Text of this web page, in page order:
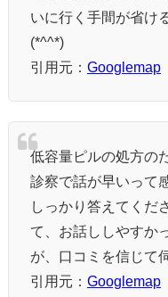
いに行く手間が省け
(*^^*)
引用元： Googlemap
低容量ピルの処方の
診察で話が早いって
しっかり答えてくだ
て、お話ししやすか
が、口コミを信じて
引用元： Googlemap